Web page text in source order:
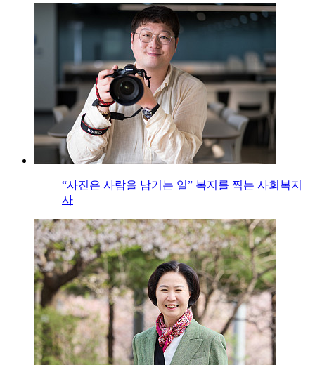
“사진은 사람을 남기는 일” 복지를 찍는 사회복지
사